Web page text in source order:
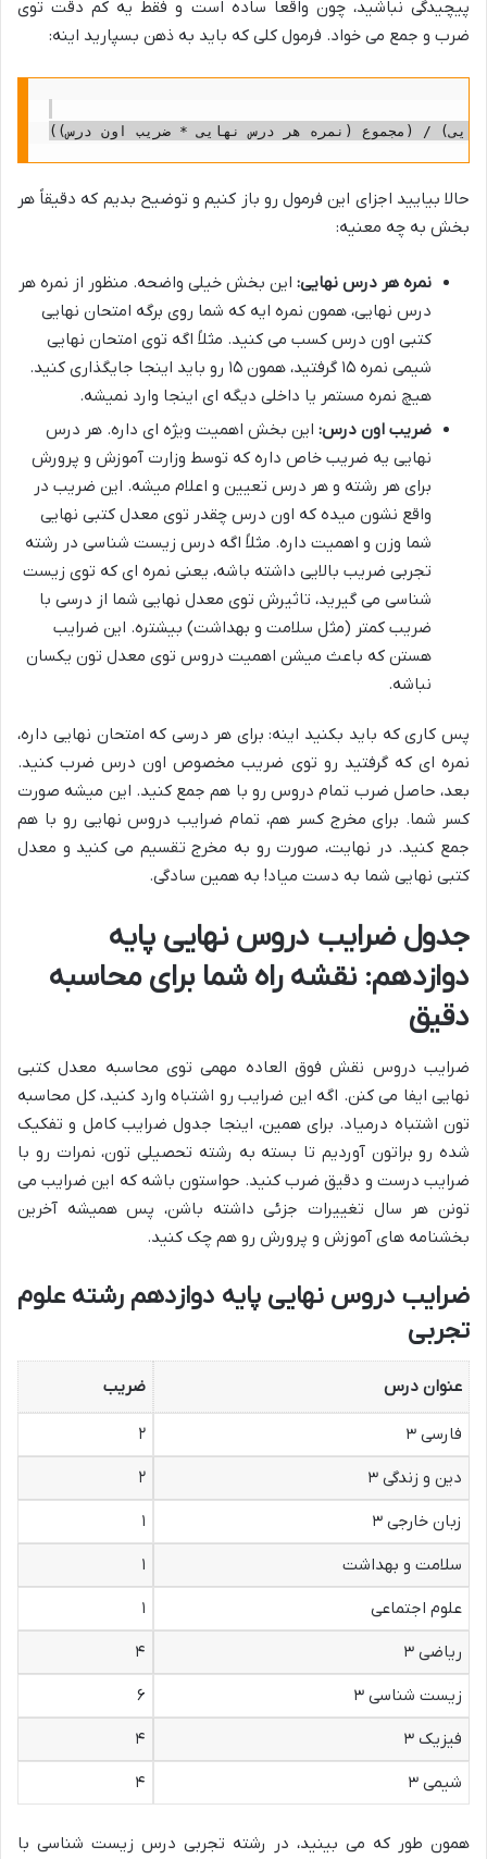
پیچیدگی نباشید، چون واقعاً ساده است و فقط یه کم دقت توی
ضرب و جمع می خواد. فرمول کلی که باید به ذهن بسپارید اینه:
حالا بیایید اجزای این فرمول رو باز کنیم و توضیح بدیم که دقیقاً هر
بخش به چه معنیه:
نمره هر درس نهایی: این بخش خیلی واضحه. منظور از نمره هر
درس نهایی، همون نمره ایه که شما روی برگه امتحان نهایی
کتبی اون درس کسب می کنید. مثلاً اگه توی امتحان نهایی
شیمی نمره ۱۵ گرفتید، همون ۱۵ رو باید اینجا جایگذاری کنید.
هیچ نمره مستمر یا داخلی دیگه ای اینجا وارد نمیشه.
ضریب اون درس: این بخش اهمیت ویژه ای داره. هر درس
نهایی یه ضریب خاص داره که توسط وزارت آموزش و پرورش
برای هر رشته و هر درس تعیین و اعلام میشه. این ضریب در
واقع نشون میده که اون درس چقدر توی معدل کتبی نهایی
شما وزن و اهمیت داره. مثلاً اگه درس زیست شناسی در رشته
تجربی ضریب بالایی داشته باشه، یعنی نمره ای که توی زیست
شناسی می گیرید، تاثیرش توی معدل نهایی شما از درسی با
ضریب کمتر (مثل سلامت و بهداشت) بیشتره. این ضرایب
هستن که باعث میشن اهمیت دروس توی معدل تون یکسان
نباشه.
پس کاری که باید بکنید اینه: برای هر درسی که امتحان نهایی داره،
نمره ای که گرفتید رو توی ضریب مخصوص اون درس ضرب کنید.
بعد، حاصل ضرب تمام دروس رو با هم جمع کنید. این میشه صورت
کسر شما. برای مخرج کسر هم، تمام ضرایب دروس نهایی رو با هم
جمع کنید. در نهایت، صورت رو به مخرج تقسیم می کنید و معدل
کتبی نهایی شما به دست میاد! به همین سادگی.
جدول ضرایب دروس نهایی پایه
دوازدهم: نقشه راه شما برای محاسبه
دقیق
ضرایب دروس نقش فوق العاده مهمی توی محاسبه معدل کتبی
نهایی ایفا می کنن. اگه این ضرایب رو اشتباه وارد کنید، کل محاسبه
تون اشتباه درمیاد. برای همین، اینجا جدول ضرایب کامل و تفکیک
شده رو براتون آوردیم تا بسته به رشته تحصیلی تون، نمرات رو با
ضرایب درست و دقیق ضرب کنید. حواستون باشه که این ضرایب می
تونن هر سال تغییرات جزئی داشته باشن، پس همیشه آخرین
بخشنامه های آموزش و پرورش رو هم چک کنید.
ضرایب دروس نهایی پایه دوازدهم رشته علوم
تجربی
عنوان درس ضریب
فارسی ۳
۲
دین و زندگی ۳
۲
زبان خارجی ۳
۱
سلامت و بهداشت
۱
علوم اجتماعی
۱
ریاضی ۳
۴
زیست شناسی ۳
۶
فیزیک ۳
۴
شیمی ۳
۴
همون طور که می بینید، در رشته تجربی درس زیست شناسی با